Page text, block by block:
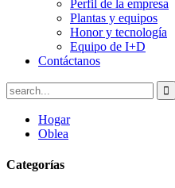
Perfil de la empresa
Plantas y equipos
Honor y tecnología
Equipo de I+D
Contáctanos
Hogar
Oblea
Categorías